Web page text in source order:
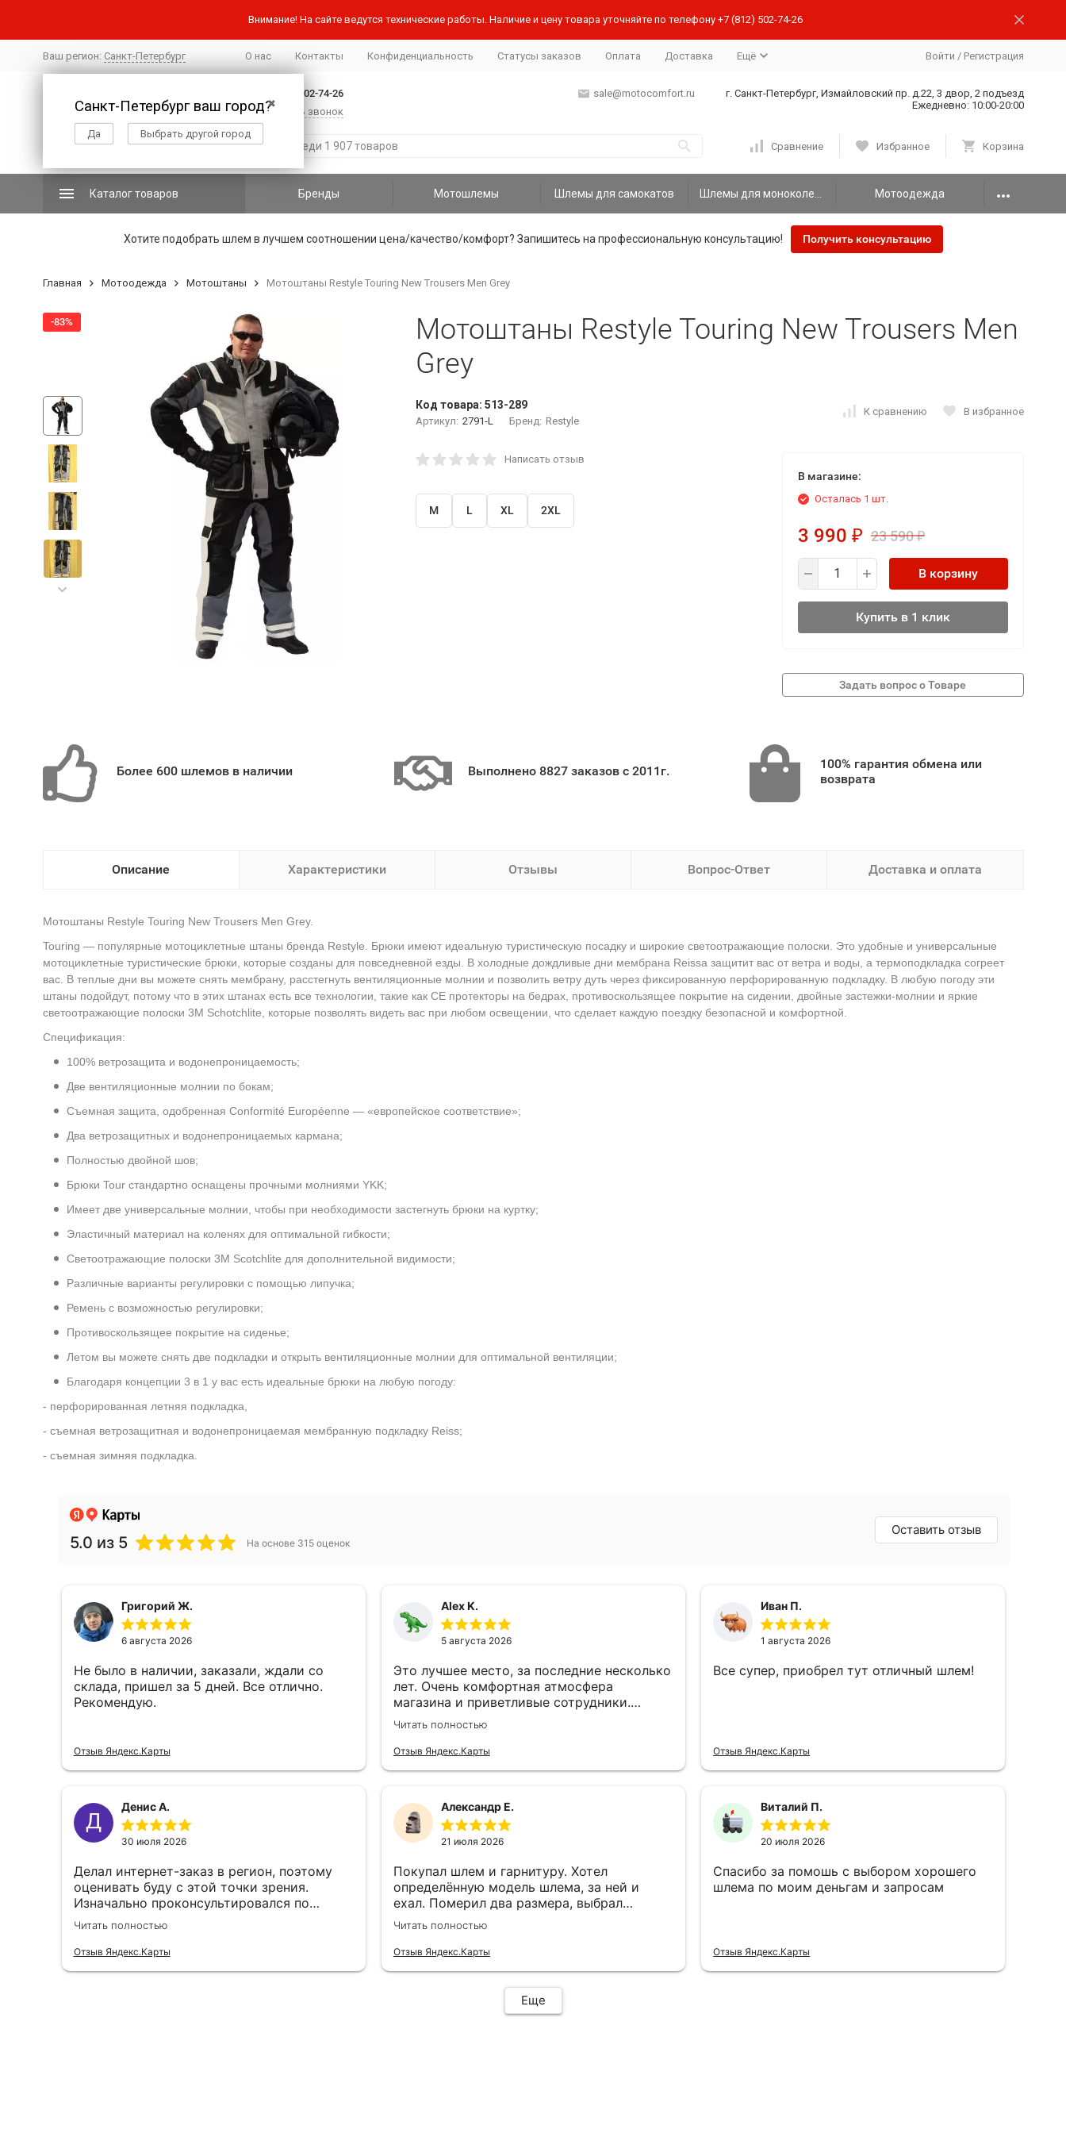
Внимание! На сайте ведутся технические работы. Наличие и цену товара уточняйте по телефону +7 (812) 502-74-26
Ваш регион: Санкт-Петербург
✖
Санкт-Петербург ваш город?
Да Выбрать другой город
О нас Контакты Конфиденциальность Статусы заказов Оплата Доставка Ещё Войти / Регистрация
+7 (812) 502-74-26
Заказать звонок
sale@motocomfort.ru
г. Санкт-Петербург, Измайловский пр. д.22, 3 двор, 2 подъезд
Ежедневно: 10:00-20:00
Сравнение Избранное Корзина
Каталог товаров Бренды Мотошлемы Шлемы для самокатов Мотоодежда
Хотите подобрать шлем в лучшем соотношении цена/качество/комфорт? Запишитесь на профессиональную консультацию! Получить консультацию
Главная Мотоодежда Мотоштаны Мотоштаны Restyle Touring New Trousers Men Grey
-83%
Мотоштаны Restyle Touring New Trousers Men
Grey
Код товара: 513-289
Артикул: 2791-L Бренд: Restyle
К сравнению В избранное
Написать отзыв
M L XL 2XL
В магазине:
Осталась 1 шт.
3 990 ₽ 23 590₽
В корзину
Купить в 1 клик
Более 600 шлемов в наличии Выполнено 8827 заказов с 2011г.
100% гарантия обмена или
возврата
Описание Характеристики Отзывы Вопрос-Ответ Доставка и оплата
Мотоштаны Restyle Touring New Trousers Men Grey.
Touring — популярные мотоциклетные штаны бренда Restyle. Брюки имеют идеальную туристическую посадку и широкие светоотражающие полоски. Это удобные и универсальные
мотоциклетные туристические брюки, которые созданы для повседневной езды. В холодные дождливые дни мембрана Reissa защитит вас от ветра и воды, а термоподкладка согреет
вас. В теплые дни вы можете снять мембрану, расстегнуть вентиляционные молнии и позволить ветру дуть через фиксированную перфорированную подкладку. В любую погоду эти
штаны подойдут, потому что в этих штанах есть все технологии, такие как CE протекторы на бедрах, противоскользящее покрытие на сидении, двойные застежки-молнии и яркие
светоотражающие полоски 3M Schotchlite, которые позволять видеть вас при любом освещении, что сделает каждую поездку безопасной и комфортной.
Спецификация:
100% ветрозащита и водонепроницаемость;
Две вентиляционные молнии по бокам;
Съемная защита, одобренная Conformité Européenne — «европейское соответствие»;
Два ветрозащитных и водонепроницаемых кармана;
Полностью двойной шов;
Брюки Tour стандартно оснащены прочными молниями YKK;
Имеет две универсальные молнии, чтобы при необходимости застегнуть брюки на куртку;
Эластичный материал на коленях для оптимальной гибкости;
Светоотражающие полоски 3M Scotchlite для дополнительной видимости;
Различные варианты регулировки с помощью липучка;
Ремень с возможностью регулировки;
Противоскользящее покрытие на сиденье;
Летом вы можете снять две подкладки и открыть вентиляционные молнии для оптимальной вентиляции;
Благодаря концепции 3 в 1 у вас есть идеальные брюки на любую погоду:
- перфорированная летняя подкладка,
- съемная ветрозащитная и водонепроницаемая мембранную подкладку Reiss;
- съемная зимняя подкладка.